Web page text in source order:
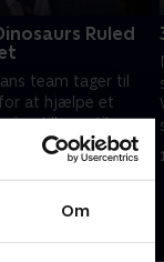
Om
Ruled
team tager til
for at hjælpe et
tilbage til ære
igen